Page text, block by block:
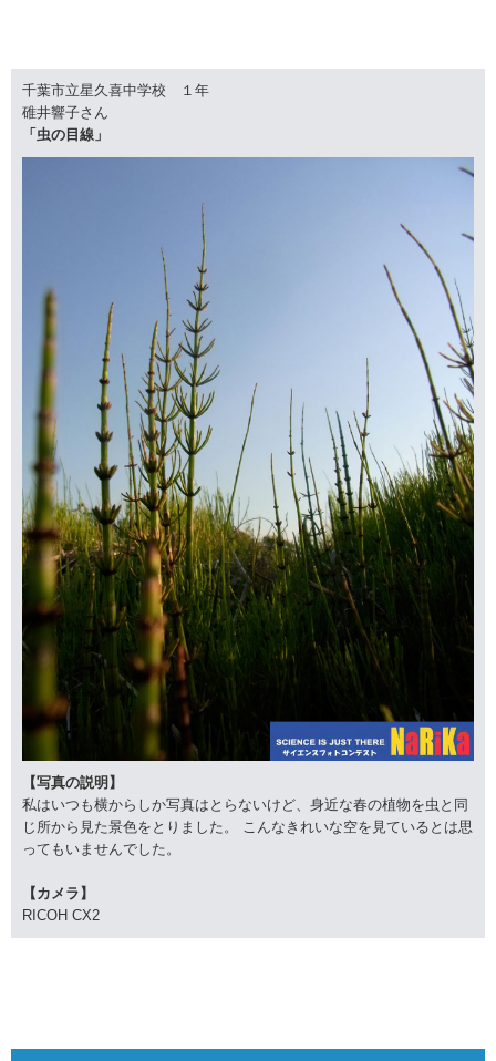
千葉市立星久喜中学校 １年
碓井響子さん
「虫の目線」
【写真の説明】
私はいつも横からしか写真はとらないけど、身近な春の植物を虫と同
じ所から見た景色をとりました。 こんなきれいな空を見ているとは思
ってもいませんでした。
【カメラ】
RICOH CX2